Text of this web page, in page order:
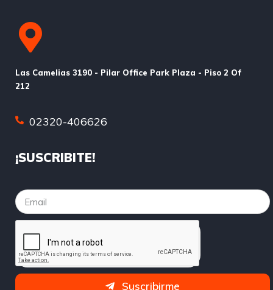
Las Camelias 3190 - Pilar Office Park Plaza - Piso 2 Of
212
02320-406626
¡SUSCRIBITE!
Suscribirme